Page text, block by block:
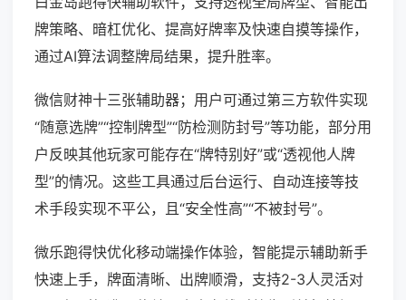
牌策略、暗杠优化、提高好牌率及快速自摸等操作，
通过AI算法调整牌局结果，提升胜率。
微信财神十三张辅助器；用户可通过第三方软件实现
“随意选牌”“控制牌型”“防检测防封号”等功能，部分用
户反映其他玩家可能存在“牌特别好”或“透视他人牌
型”的情况。这些工具通过后台运行、自动连接等技
术手段实现不平公，且“安全性高”“不被封号”。
微乐跑得快优化移动端操作体验，智能提示辅助新手
快速上手，牌面清晰、出牌顺滑，支持2-3人灵活对